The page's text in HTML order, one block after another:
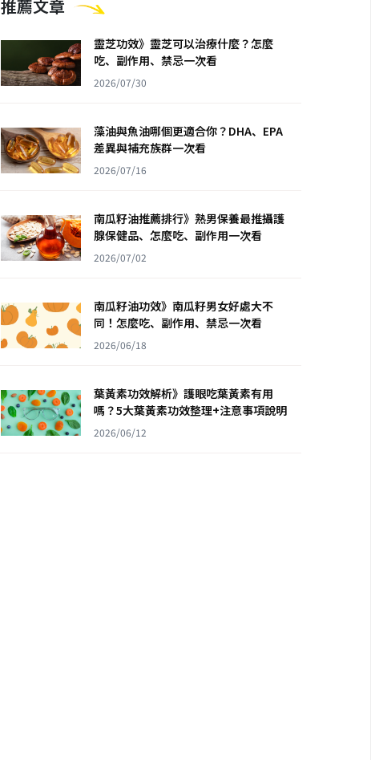
推薦文章
靈芝功效》靈芝可以治療什麼？怎麼
吃、副作用、禁忌一次看
2026/07/30
藻油與魚油哪個更適合你？DHA、EPA
差異與補充族群一次看
2026/07/16
南瓜籽油推薦排行》熟男保養最推攝護
腺保健品、怎麼吃、副作用一次看
2026/07/02
南瓜籽油功效》南瓜籽男女好處大不
同！怎麼吃、副作用、禁忌一次看
2026/06/18
葉黃素功效解析》護眼吃葉黃素有用
嗎？5大葉黃素功效整理+注意事項說明
2026/06/12